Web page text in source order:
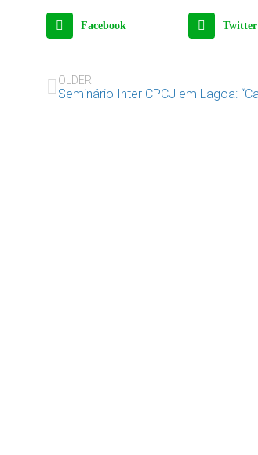
Facebook Twitter
OLDER